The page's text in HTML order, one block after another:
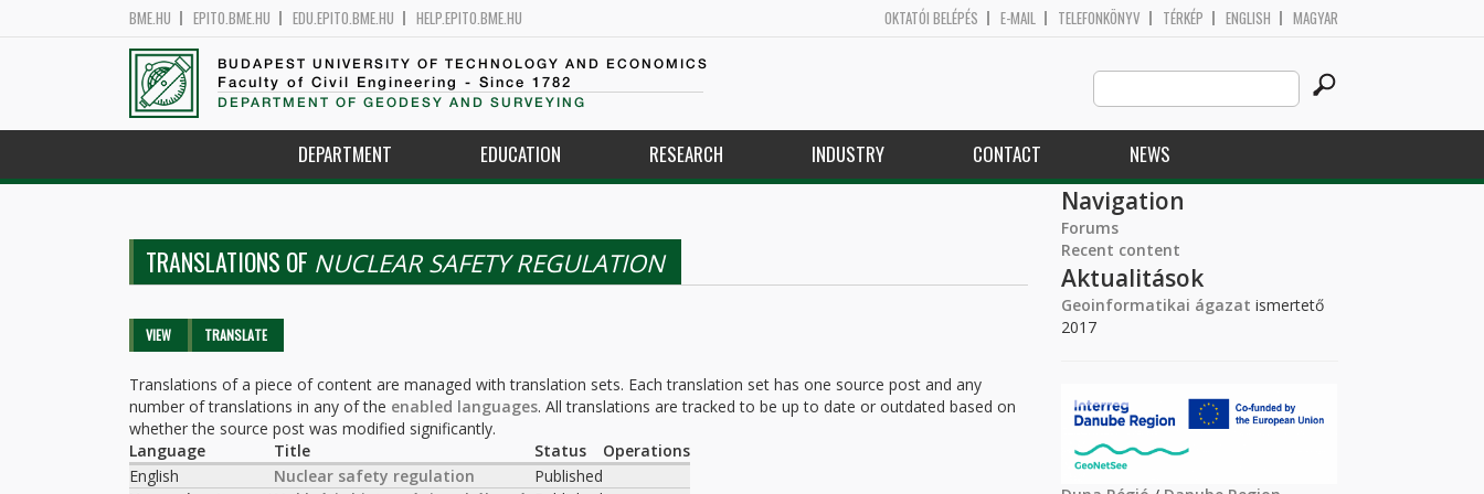
BME.HU EPITO.BME.HU EDU.EPITO.BME.HU HELP.EPITO.BME.HU OKTATÓI BELÉPÉS E-MAIL TELEFONKÖNYV TÉRKÉP ENGLISH MAGYAR
BUDAPEST UNIVERSITY OF TECHNOLOGY AND ECONOMICS
Faculty of Civil Engineering - Since 1782
DEPARTMENT OF GEODESY AND SURVEYING
Search
this
site
DEPARTMENT EDUCATION RESEARCH INDUSTRY CONTACT NEWS
TRANSLATIONS OF NUCLEAR SAFETY REGULATION
Primary tabs
VIEW TRANSLATE
Translations of a piece of content are managed with translation sets. Each translation set has one source post and any
number of translations in any of the enabled languages. All translations are tracked to be up to date or outdated based on
whether the source post was modified significantly.
Language
Title Status
Operations
English
Nuclear safety regulation
Published
Navigation
Forums
Recent content
Aktualitások
Geoinformatikai ágazat ismertető
2017